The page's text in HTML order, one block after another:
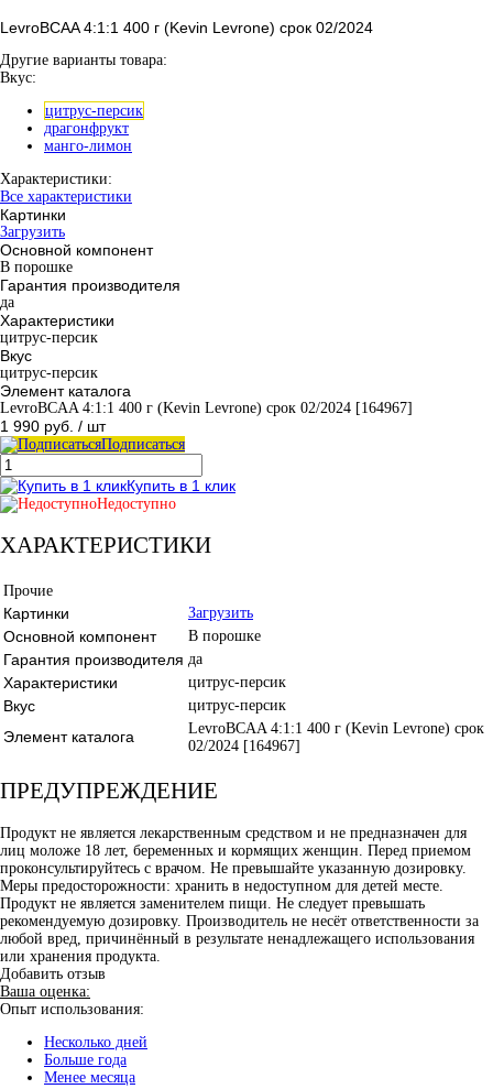
LevroBCAA 4:1:1 400 г (Kevin Levrone) срок 02/2024
Другие варианты товара:
Вкус:
цитрус-персик
драгонфрукт
манго-лимон
Характеристики:
Все характеристики
Картинки
Загрузить
Основной компонент
В порошке
Гарантия производителя
да
Характеристики
цитрус-персик
Вкус
цитрус-персик
Элемент каталога
LevroBCAA 4:1:1 400 г (Kevin Levrone) срок 02/2024 [164967]
1 990 руб. / шт
Подписаться
Купить в 1 клик
Недоступно
ХАРАКТЕРИСТИКИ
Прочие
Картинки Загрузить
Основной компонент В порошке
Гарантия производителя да
Характеристики цитрус-персик
Вкус цитрус-персик
Элемент каталога
LevroBCAA 4:1:1 400 г (Kevin Levrone) срок
02/2024 [164967]
ПРЕДУПРЕЖДЕНИЕ
Продукт не является лекарственным средством и не предназначен для
лиц моложе 18 лет, беременных и кормящих женщин. Перед приемом
проконсультируйтесь с врачом. Не превышайте указанную дозировку.
Меры предосторожности: хранить в недоступном для детей месте.
Продукт не является заменителем пищи. Не следует превышать
рекомендуемую дозировку. Производитель не несёт ответственности за
любой вред, причинённый в результате ненадлежащего использования
или хранения продукта.
Добавить отзыв
Ваша оценка:
Опыт использования:
Несколько дней
Больше года
Менее месяца